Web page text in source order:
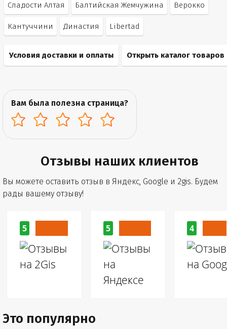
Сладости Алтая Балтийская Жемчужина Верокко
Кантуччини Династия Libertad
Условия доставки и оплаты Открыть каталог товаров
Вам была полезна страница?
Отзывы наших клиентов
Вы можете оставить отзыв в Яндекс, Google и 2gis. Будем
рады вашему отзыву!
5 5 4
Это популярно